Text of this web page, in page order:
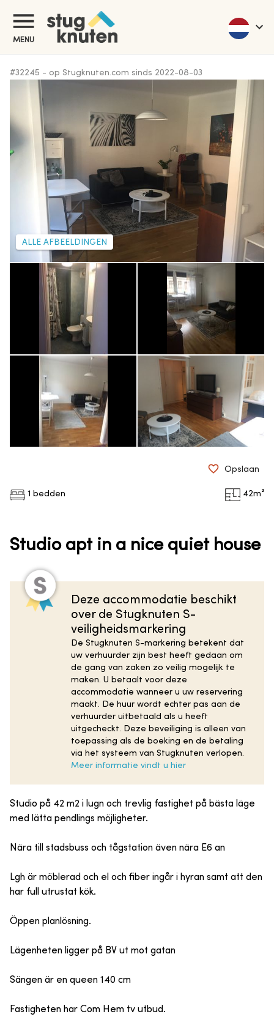
MENU
#32245 - op Stugknuten.com sinds 2022-08-03
ALLE AFBEELDINGEN
1 bedden 42m²
Opslaan
Studio apt in a nice quiet house
Deze accommodatie beschikt
over de Stugknuten S-
veiligheidsmarkering
De Stugknuten S-markering betekent dat
uw verhuurder zijn best heeft gedaan om
de gang van zaken zo veilig mogelijk te
maken. U betaalt voor deze
accommodatie wanneer u uw reservering
maakt. De huur wordt echter pas aan de
verhuurder uitbetaald als u heeft
uitgecheckt. Deze beveiliging is alleen van
toepassing als de boeking en de betaling
via het systeem van Stugknuten verlopen.
Meer informatie vindt u hier
Studio på 42 m2 i lugn och trevlig fastighet på bästa läge
med lätta pendlings möjligheter.
Nära till stadsbuss och tågstation även nära E6 an
Lgh är möblerad och el och fiber ingår i hyran samt att den
har full utrustat kök.
Öppen planlösning.
Lägenheten ligger på BV ut mot gatan
Sängen är en queen 140 cm
Fastigheten har Com Hem tv utbud.